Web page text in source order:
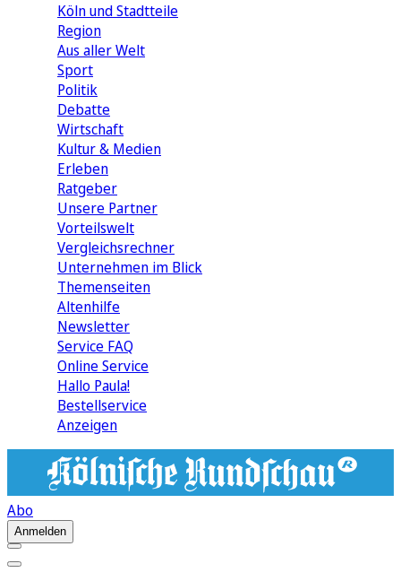
Köln und Stadtteile
Region
Aus aller Welt
Sport
Politik
Debatte
Wirtschaft
Kultur & Medien
Erleben
Ratgeber
Unsere Partner
Vorteilswelt
Vergleichsrechner
Unternehmen im Blick
Themenseiten
Altenhilfe
Newsletter
Service FAQ
Online Service
Hallo Paula!
Bestellservice
Anzeigen
Abo
Anmelden